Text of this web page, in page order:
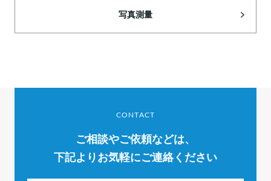
写真測量
CONTACT
ご相談やご依頼などは、
下記よりお気軽にご連絡ください